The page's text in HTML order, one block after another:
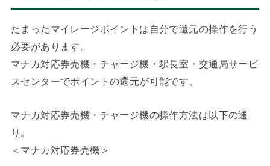
たまったマイレージポイントは自分で還元の操作を行う
必要があります。
マナカ対応券売機・チャージ機・駅長室・交通局サービ
スセンターでポイントの還元が可能です。
マナカ対応券売機・チャージ機の操作方法は以下の通
り。
＜マナカ対応券売機＞